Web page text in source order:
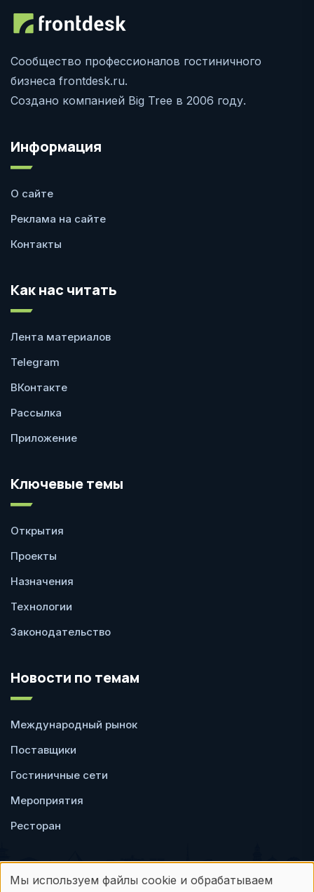
Сообщество профессионалов гостиничного
бизнеса frontdesk.ru.
Создано компанией Big Tree в 2006 году.
Информация
О сайте
Реклама на сайте
Контакты
Как нас читать
Лента материалов
Telegram
ВКонтакте
Рассылка
Приложение
Ключевые темы
Открытия
Проекты
Назначения
Технологии
Законодательство
Новости по темам
Международный рынок
Поставщики
Гостиничные сети
Мероприятия
Ресторан
Мы используем файлы cookie и обрабатываем